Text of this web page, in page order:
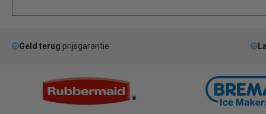
Geld terug prijsgarantie